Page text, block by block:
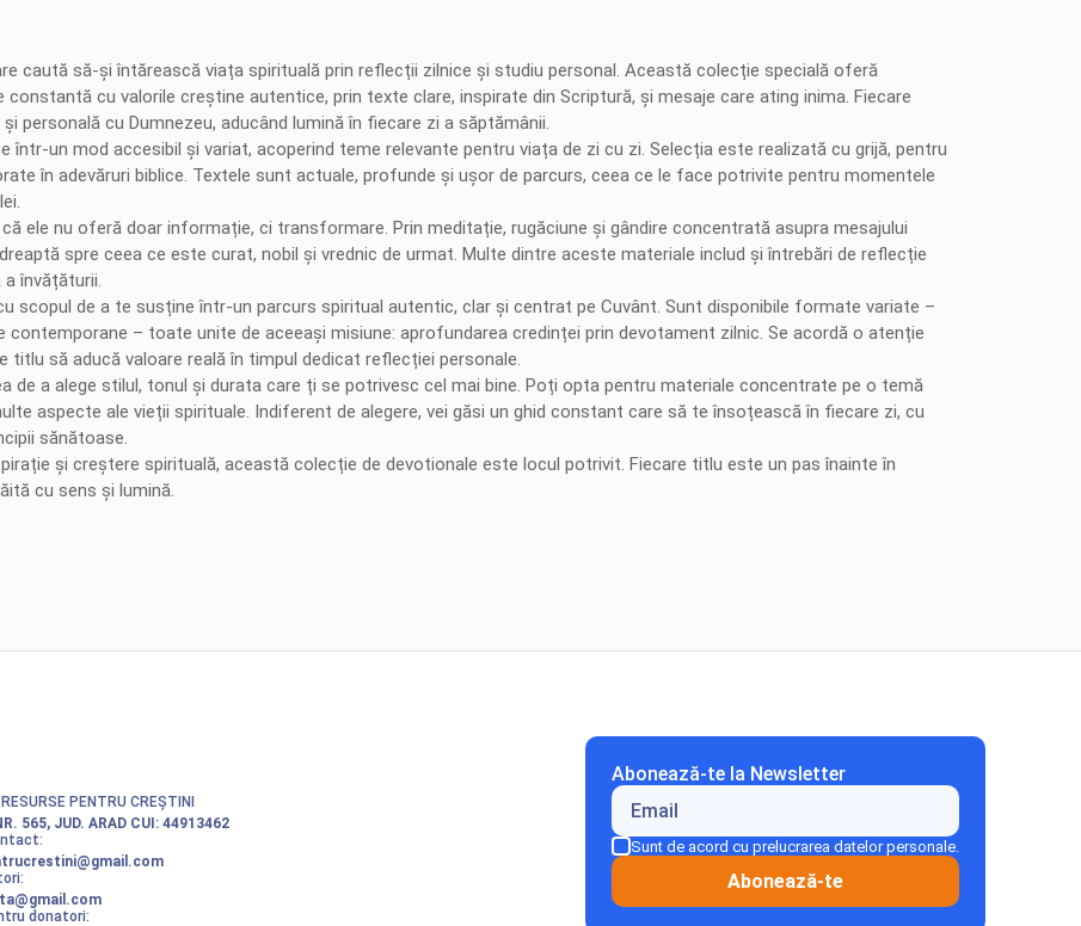
caută să-și întărească viața spirituală prin reflecții zilnice și studiu personal. Această colecție specială oferă
cu valorile creștine autentice, prin texte clare, inspirate din Scriptură, și mesaje care ating inima. Fiecare
personală cu Dumnezeu, aducând lumină în fiecare zi a săptămânii.
într-un mod accesibil și variat, acoperind teme relevante pentru viața de zi cu zi. Selecția este realizată cu grijă, pentru
în adevăruri biblice. Textele sunt actuale, profunde și ușor de parcurs, ceea ce le face potrivite pentru momentele
ele nu oferă doar informație, ci transformare. Prin meditație, rugăciune și gândire concentrată asupra mesajului
spre ceea ce este curat, nobil și vrednic de urmat. Multe dintre aceste materiale includ și întrebări de reflecție
învățăturii.
scopul de a te susține într-un parcurs spiritual autentic, clar și centrat pe Cuvânt. Sunt disponibile formate variate –
– toate unite de aceeași misiune: aprofundarea credinței prin devotament zilnic. Se acordă o atenție
să aducă valoare reală în timpul dedicat reflecției personale.
a alege stilul, tonul și durata care ți se potrivesc cel mai bine. Poți opta pentru materiale concentrate pe o temă
aspecte ale vieții spirituale. Indiferent de alegere, vei găsi un ghid constant care să te însoțească în fiecare zi, cu
sănătoase.
și creștere spirituală, această colecție de devotionale este locul potrivit. Fiecare titlu este un pas înainte în
cu sens și lumină.
PENTRU CREȘTINI
565, JUD. ARAD CUI: 44913462
donatori:
Abonează-te la Newsletter
Sunt de acord cu prelucrarea datelor personale.
Abonează-te